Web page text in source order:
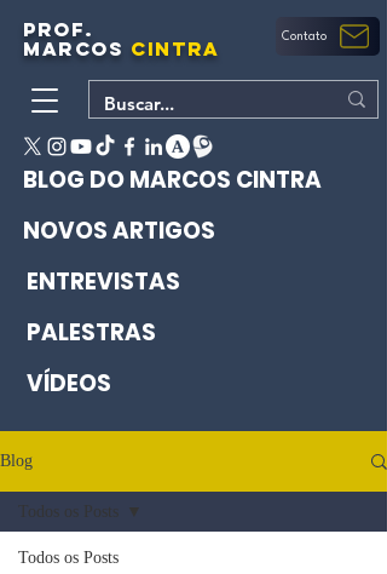
PROF.
MARCOS CINTRA Contato
BLOG DO MARCOS CINTRA
NOVOS ARTIGOS
ENTREVISTAS
PALESTRAS
VÍDEOS
Blog
Todos os Posts
Todos os Posts